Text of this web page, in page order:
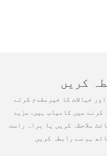
کریں
خیالات کا خیرمقدم کرتے
کرنے میں کامیاب ہیں. مزید
ملاحظہ کریں یا براہ راست